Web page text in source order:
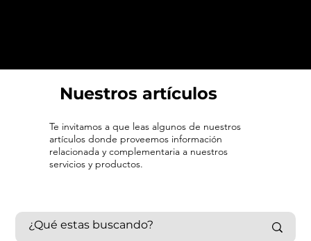
Nuestros artículos
Te invitamos a que leas algunos de nuestros
artículos donde proveemos información
relacionada y complementaria a nuestros
servicios y productos.